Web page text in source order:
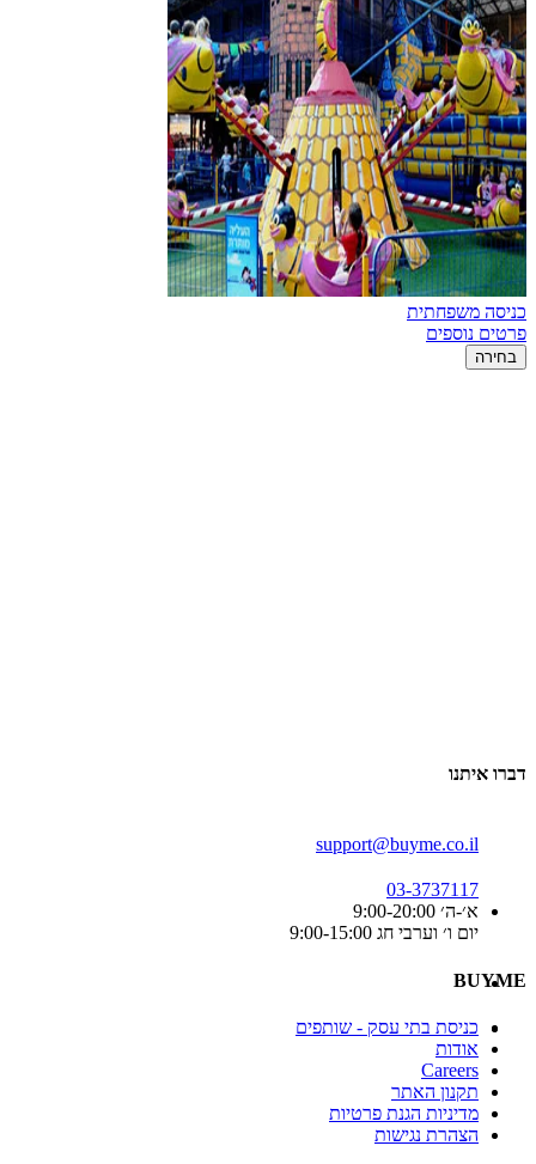
כניסה משפחתית
פרטים נוספים
בחירה
דברו איתנו
support@buyme.co.il
03-3737117
א׳-ה׳ 9:00-20:00
יום ו׳ וערבי חג 9:00-15:00
BUYME
כניסת בתי עסק - שותפים
אודות
Careers
תקנון האתר
מדיניות הגנת פרטיות
הצהרת נגישות